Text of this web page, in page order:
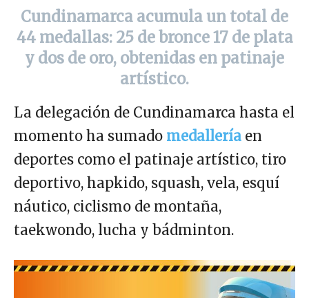
Cundinamarca acumula un total de
44 medallas: 25 de bronce 17 de plata
y dos de oro, obtenidas en patinaje
artístico.
La delegación de Cundinamarca hasta el
momento ha sumado medallería en
deportes como el patinaje artístico, tiro
deportivo, hapkido, squash, vela, esquí
náutico, ciclismo de montaña,
taekwondo, lucha y bádminton.